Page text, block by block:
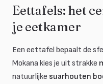
Eettafels: het
je eetkamer
Een eettafel bepaalt de
Mokana kies je uit strakke
natuurlijke suarhouten